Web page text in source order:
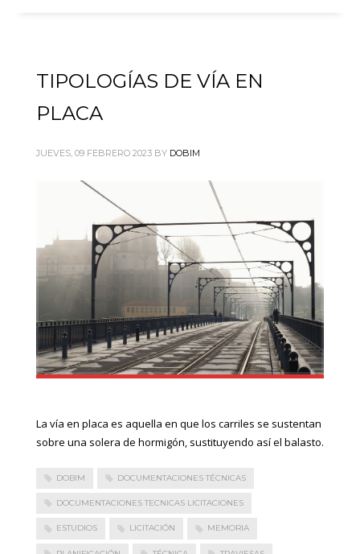
TIPOLOGÍAS DE VÍA EN
PLACA
JUEVES, 09 FEBRERO 2023 BY DOBIM
La vía en placa es aquella en que los carriles se sustentan
sobre una solera de hormigón, sustituyendo así el balasto.
DOBIM DOCUMENTACIONES TÉCNICAS
DOCUMENTACIONES TECNICAS LICITACIONES
ESTUDIOS LICITACIÓN MEMORIA